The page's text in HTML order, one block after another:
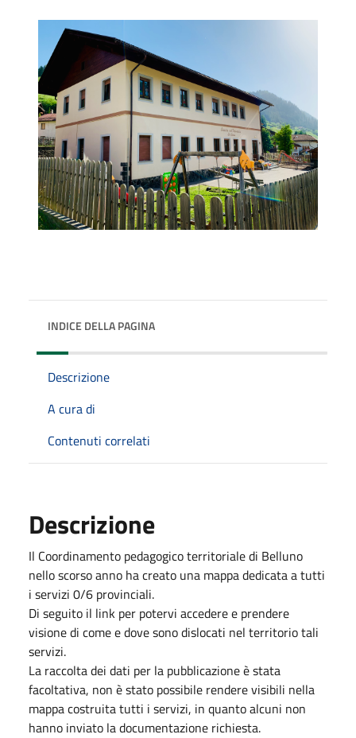
INDICE DELLA PAGINA
Descrizione
A cura di
Contenuti correlati
Descrizione
Il Coordinamento pedagogico territoriale di Belluno
nello scorso anno ha creato una mappa dedicata a tutti
i servizi 0/6 provinciali.
Di seguito il link per potervi accedere e prendere
visione di come e dove sono dislocati nel territorio tali
servizi.
La raccolta dei dati per la pubblicazione è stata
facoltativa, non è stato possibile rendere visibili nella
mappa costruita tutti i servizi, in quanto alcuni non
hanno inviato la documentazione richiesta.